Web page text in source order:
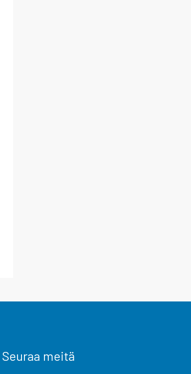
Seuraa meitä